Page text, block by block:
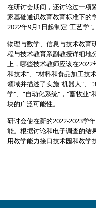
在研讨会期间，还讨论过一项
家基础通识教育教育标准下的
2022年9月1日起制定"工艺学"。
物理与数学、信息与技术教育
程与技术教育系副教授详细地
上，哪些技术教师应该在
和技术"、"材料和食品加工技
领域并描述了实施"机器人"、
学"、“自动化系统"，"畜牧业"
块的广泛可能性。
研讨会使在新的2022-2023学
能。根据讨论和电子调查的结
用教学能力接口技术园和教学